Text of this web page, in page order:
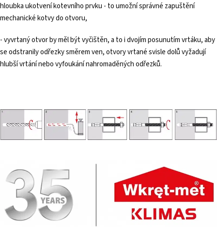
hloubka ukotvení kotevního prvku - to umožní správné zapuštění
mechanické kotvy do otvoru,
- vyvrtaný otvor by měl být vyčištěn, a to i dvojím posunutím vrtáku, aby
se odstranily odřezky směrem ven, otvory vrtané svisle dolů vyžadují
hlubší vrtání nebo vyfoukání nahromaděných odřezků.